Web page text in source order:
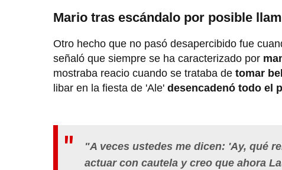
Mario tras escándalo por posible
Otro hecho que no pasó desapercibido fue
señaló que siempre se ha caracterizado por
mostraba reacio cuando se trataba de tomar
libar en la fiesta de 'Ale' desencadenó todo el
"A veces ustedes me dicen: 'Ay, qué
actuar con cautela y creo que ahora